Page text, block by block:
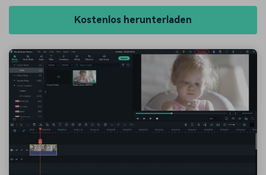
Kostenlos herunterladen